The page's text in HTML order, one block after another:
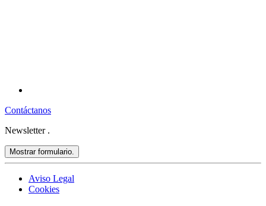
Contáctanos
Newsletter .
Mostrar formulario.
Aviso Legal
Cookies